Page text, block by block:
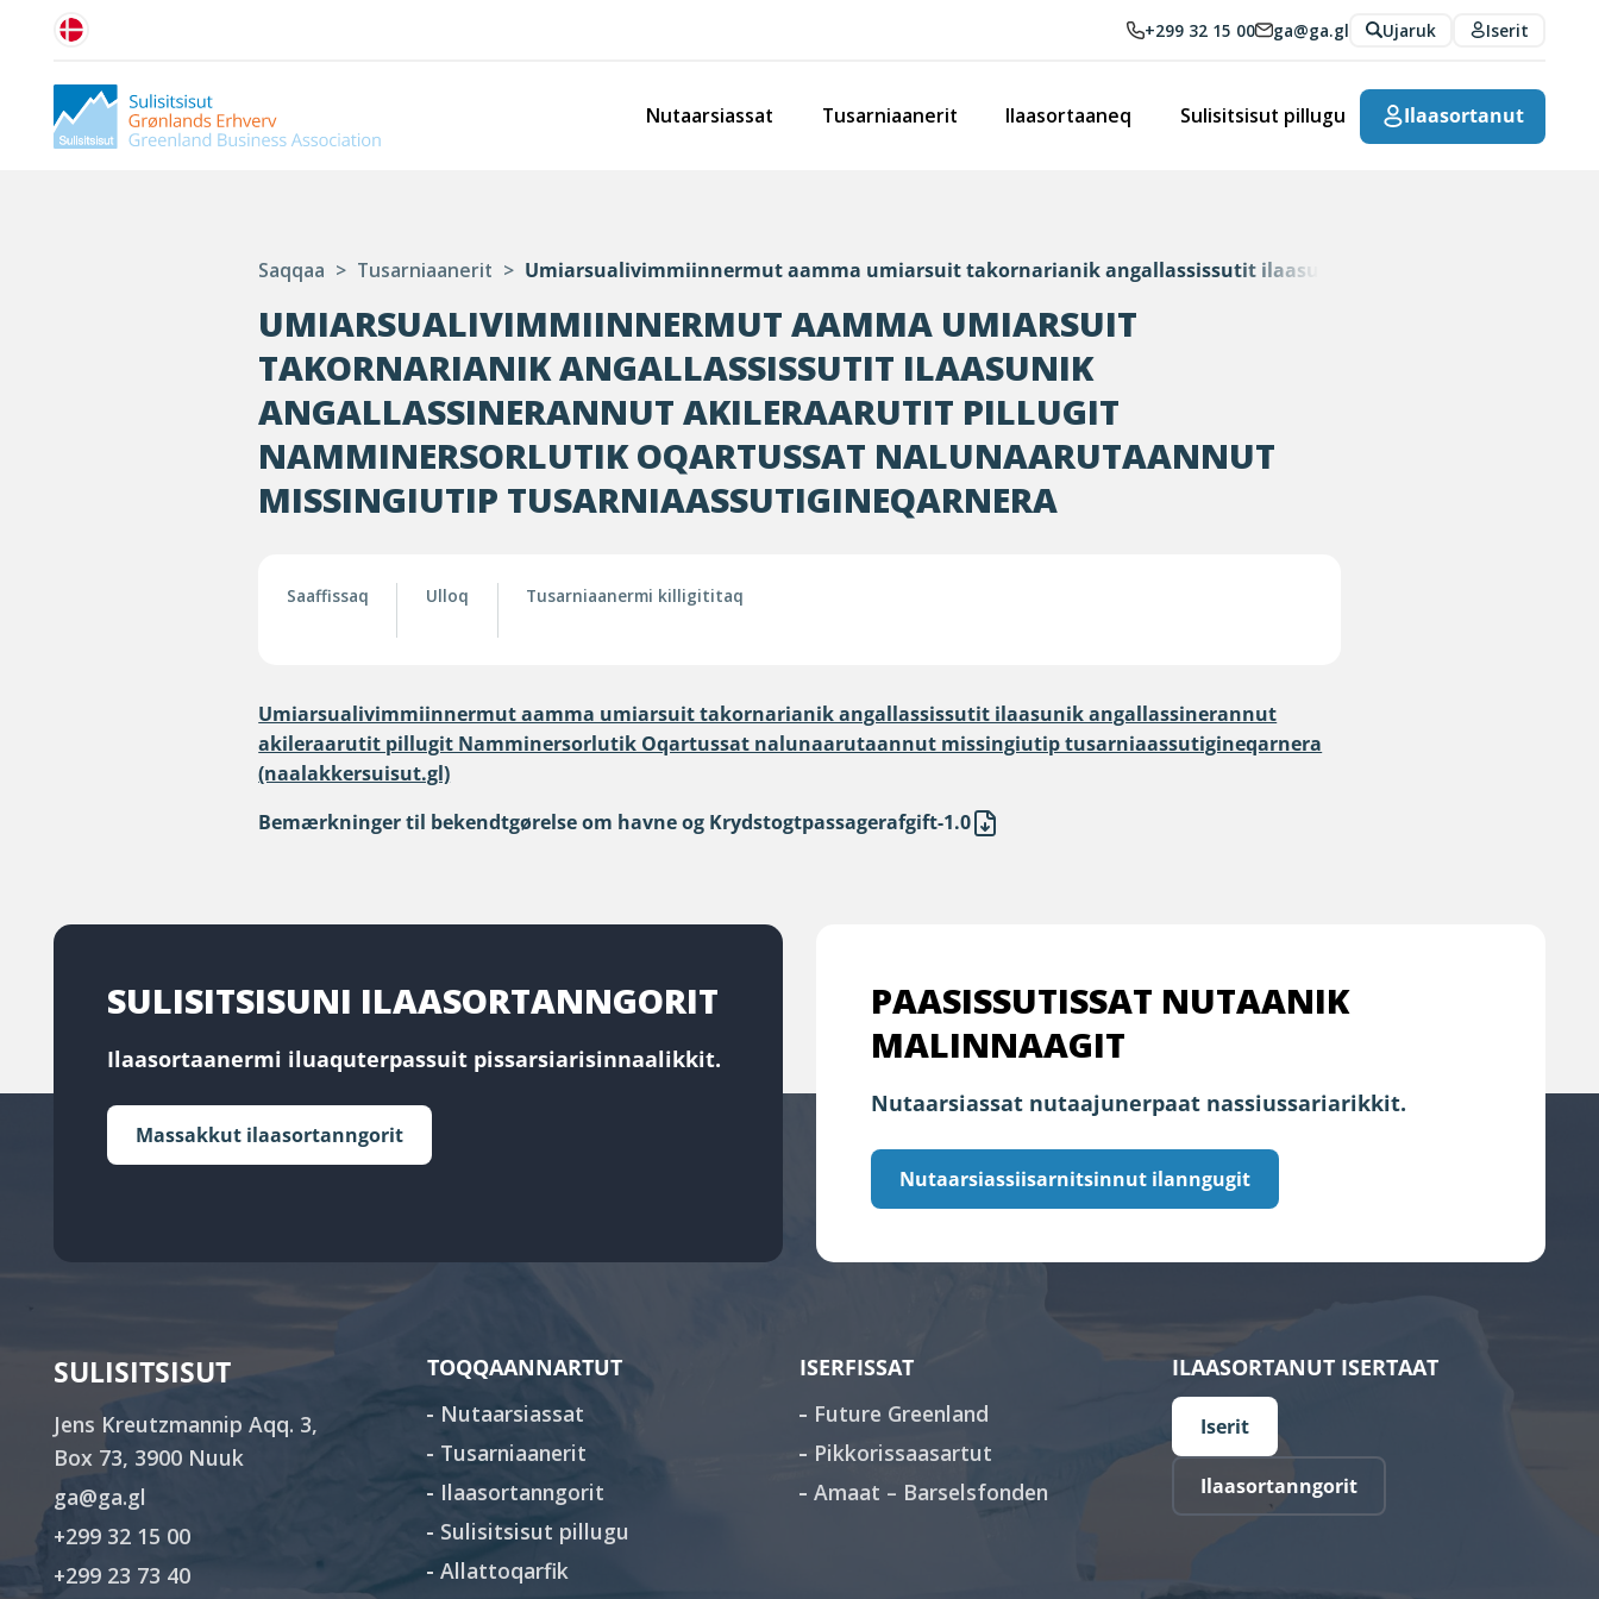
+299 32 15 00 ga@ga.gl Ujaruk Iserit
Nutaarsiassat Tusarniaanerit Ilaasortaaneq Sulisitsisut pillugu Ilaasortanut
Saqqaa > Tusarniaanerit > Umiarsualivimmiinnermut aamma umiarsuit takornarianik angallassissutit ilaasunik angallassinerannut
UMIARSUALIVIMMIINNERMUT AAMMA UMIARSUIT
TAKORNARIANIK ANGALLASSISSUTIT ILAASUNIK
ANGALLASSINERANNUT AKILERAARUTIT PILLUGIT
NAMMINERSORLUTIK OQARTUSSAT NALUNAARUTAANNUT
MISSINGIUTIP TUSARNIAASSUTIGINEQARNERA
Saaffissaq Ulloq Tusarniaanermi killigititaq
Umiarsualivimmiinnermut aamma umiarsuit takornarianik angallassissutit ilaasunik angallassinerannut
akileraarutit pillugit Namminersorlutik Oqartussat nalunaarutaannut missingiutip tusarniaassutigineqarnera
(naalakkersuisut.gl)
Bemærkninger til bekendtgørelse om havne og Krydstogtpassagerafgift-1.0
SULISITSISUNI ILAASORTANNGORIT
Ilaasortaanermi iluaquterpassuit pissarsiarisinnaalikkit.
Massakkut ilaasortanngorit
PAASISSUTISSAT NUTAANIK
MALINNAAGIT
Nutaarsiassat nutaajunerpaat nassiussariarikkit.
Nutaarsiassiisarnitsinnut ilanngugit
SULISITSISUT
Jens Kreutzmannip Aqq. 3,
Box 73, 3900 Nuuk
ga@ga.gl
+299 32 15 00
+299 23 73 40
TOQQAANNARTUT
Nutaarsiassat
Tusarniaanerit
Ilaasortanngorit
Sulisitsisut pillugu
Allattoqarfik
ISERFISSAT
Future Greenland
Pikkorissaasartut
Amaat – Barselsfonden
ILAASORTANUT ISERTAAT
Iserit
Ilaasortanngorit